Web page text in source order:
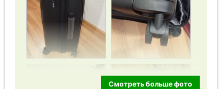
Смотреть больше фото